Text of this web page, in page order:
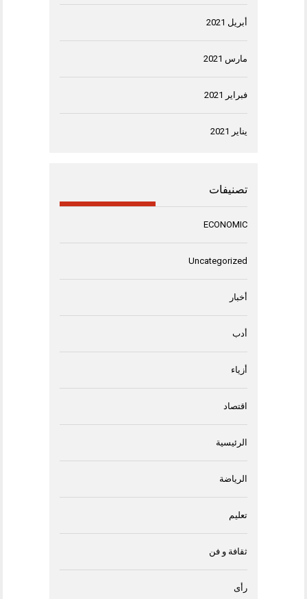
أبريل 2021
مارس 2021
فبراير 2021
يناير 2021
تصنيفات
ECONOMIC
Uncategorized
أخبار
أدب
أزياء
اقتصاد
الرئيسية
الرياضة
تعليم
ثقافة و فن
رأى